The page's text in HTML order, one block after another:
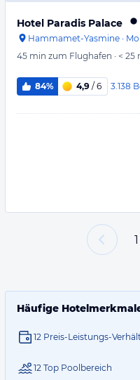
Hotel Paradis Palace
Hammamet-Yasmine ·
45 min zum Flughafen · < 25
84% 4,9 / 6 3.138
1
Häufige
12 Preis-Leistungs-
12 Top Poolbereich